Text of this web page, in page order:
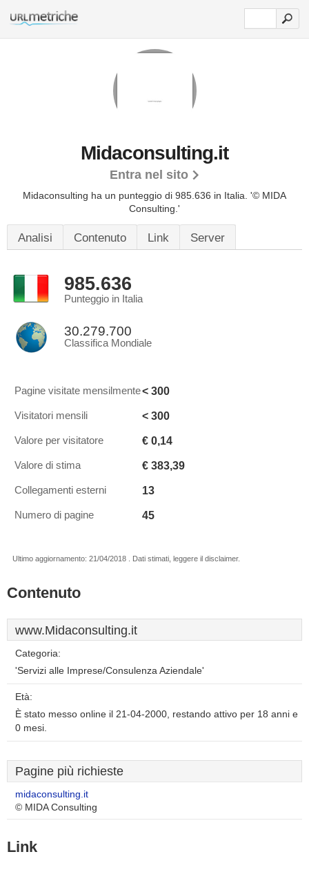
Midaconsulting.it
Entra nel sito
Midaconsulting ha un punteggio di 985.636 in Italia. '© MIDA
Consulting.'
Analisi Contenuto Link Server
985.636
Punteggio in Italia
30.279.700
Classifica Mondiale
Pagine visitate mensilmente< 300
Visitatori mensili < 300
Valore per visitatore € 0,14
Valore di stima € 383,39
Collegamenti esterni 13
Numero di pagine 45
Ultimo aggiornamento: 21/04/2018 . Dati stimati, leggere il disclaimer.
Contenuto
www.Midaconsulting.it
Categoria:
'Servizi alle Imprese/Consulenza Aziendale'
Età:
È stato messo online il 21-04-2000, restando attivo per 18 anni e
0 mesi.
Pagine più richieste
midaconsulting.it
© MIDA Consulting
Link